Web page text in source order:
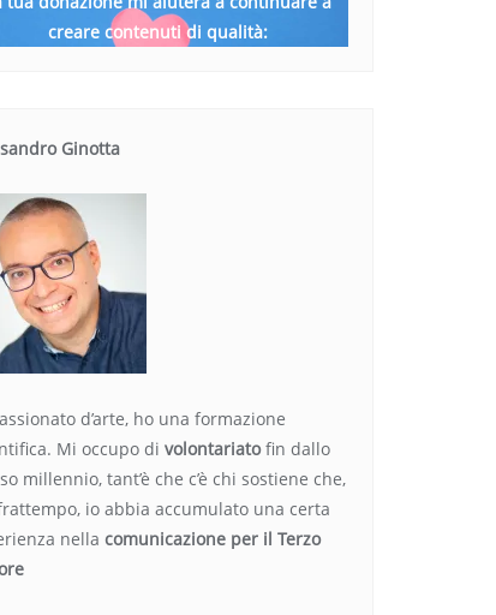
creare contenuti di qualità:
Ginotta
d’arte, ho una formazione
Mi occupo di volontariatofin dallo
millennio, tant’è che c’è chi sostiene che,
io abbia accumulato una certa
nella comunicazione per il Terzo